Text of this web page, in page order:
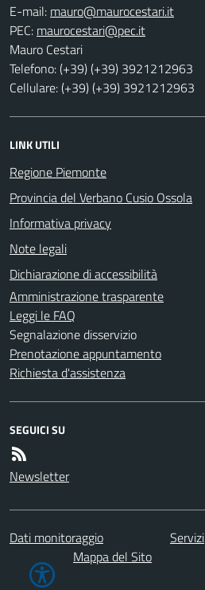
E-mail:
PEC:
Mauro Cestari
Telefono: (+39) (+39) 3921212963
Cellulare: (+39) (+39) 3921212963
LINK UTILI
Regione Piemonte
Provincia del Verbano Cusio Ossola
Informativa privacy
Note legali
Dichiarazione di accessibilità
Amministrazione trasparente
Leggi le FAQ
Segnalazione disservizio
Prenotazione appuntamento
Richiesta d'assistenza
SEGUICI SU
Newsletter
Dati monitoraggio Servizi
Mappa del Sito